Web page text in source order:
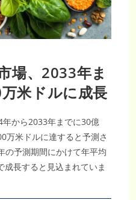
場、2033年ま
米ドルに成長
から2033年までに30億
万米ドルに達すると予測さ
の予測期間にかけて年平均
成長すると見込まれていま